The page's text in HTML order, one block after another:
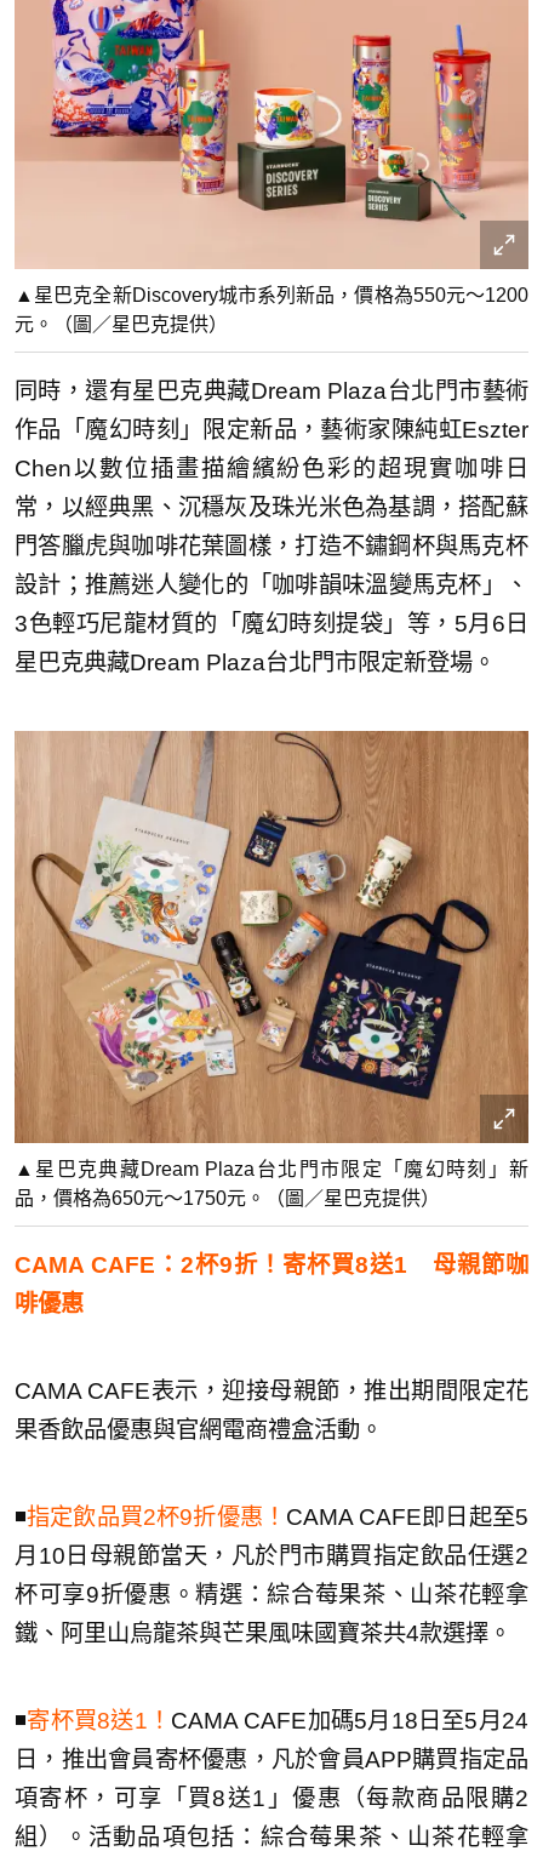
▲星巴克全新Discovery城市系列新品，價格為550元～1200
元。（圖／星巴克提供）
同時，還有星巴克典藏Dream Plaza台北門市藝術
作品「魔幻時刻」限定新品，藝術家陳純虹Eszter
Chen以數位插畫描繪繽紛色彩的超現實咖啡日
常，以經典黑、 沉穩灰及珠光米色為基調，搭配蘇
門答臘虎與咖啡花葉圖樣，打造不鏽鋼杯與馬克杯
設計；推薦迷人變化的「咖啡韻味溫變馬克杯」、
3色輕巧尼龍材質的「魔幻時刻提袋」等，5月6日
星巴克典藏Dream Plaza台北門市限定新登場。
▲星巴克典藏Dream Plaza台北門市限定「魔幻時刻」新
品，價格為650元～1750元。（圖／星巴克提供）
CAMA CAFE：2杯9折！寄杯買8送1 母親節咖
啡優惠
CAMA CAFE表示，迎接母親節，推出期間限定花
果香飲品優惠與官網電商禮盒活動。
◾️指定飲品買2杯9折優惠！ CAMA CAFE即日起至5
月10日母親節當天，凡於門市購買指定飲品任選2
杯可享9折優惠。精選：綜合莓果茶、山茶花輕拿
鐵、阿里山烏龍茶與芒果風味國寶茶共4款選擇。
◾️寄杯買8送1！ CAMA CAFE加碼5月18日至5月24
日，推出會員寄杯優惠，凡於會員APP購買指定品
項寄杯，可享「買8送1」優惠（每款商品限購2
組）。活動品項包括：綜合莓果茶、山茶花輕拿